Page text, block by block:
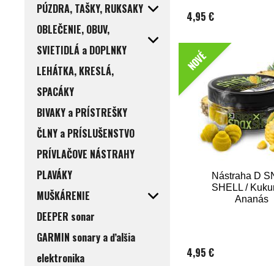
PÚZDRA, TAŠKY, RUKSAKY
OBLEČENIE, OBUV,
SVIETIDLÁ a DOPLNKY
LEHÁTKA, KRESLÁ,
SPACÁKY
BIVAKY a PRÍSTREŠKY
ČLNY a PRÍSLUŠENSTVO
PRÍVLAČOVE NÁSTRAHY
PLAVÁKY
MUŠKÁRENIE
DEEPER sonar
GARMIN sonary a ďalšia
elektronika
4,95 €
NOVÉ
Nástraha D
SHELL /
Ananás
4,95 €